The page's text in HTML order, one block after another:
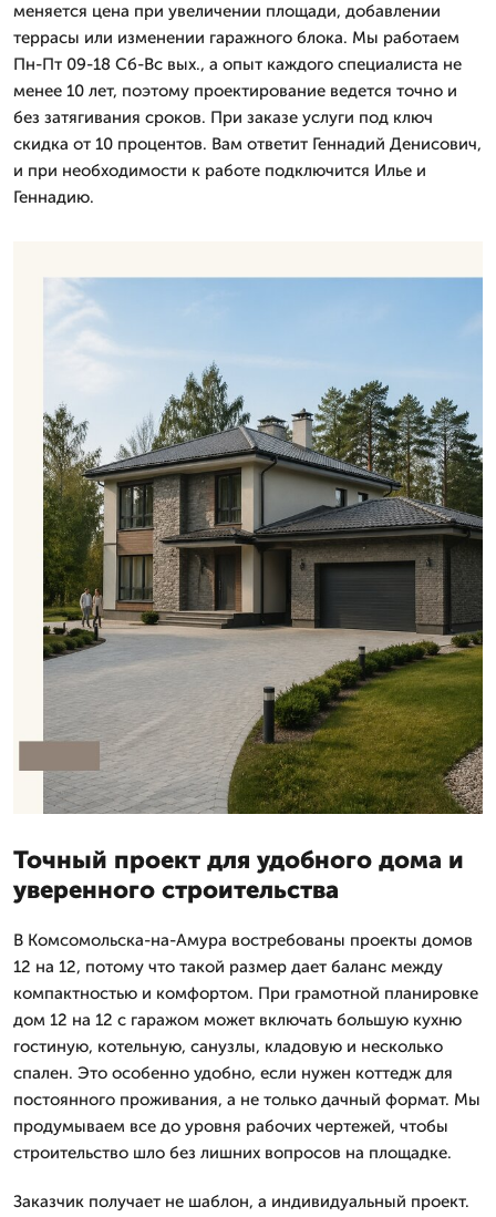
меняется цена при увеличении площади, добавлении
террасы или изменении гаражного блока. Мы работаем
Пн-Пт 09-18 Сб-Вс вых., а опыт каждого специалиста не
менее 10 лет, поэтому проектирование ведется точно и
без затягивания сроков. При заказе услуги под ключ
скидка от 10 процентов. Вам ответит Геннадий Денисович,
и при необходимости к работе подключится Илье и
Геннадию.
Точный проект для удобного дома и
уверенного строительства
В Комсомольска-на-Амура востребованы проекты домов
12 на 12, потому что такой размер дает баланс между
компактностью и комфортом. При грамотной планировке
дом 12 на 12 с гаражом может включать большую кухню
гостиную, котельную, санузлы, кладовую и несколько
спален. Это особенно удобно, если нужен коттедж для
постоянного проживания, а не только дачный формат. Мы
продумываем все до уровня рабочих чертежей, чтобы
строительство шло без лишних вопросов на площадке.
Заказчик получает не шаблон, а индивидуальный проект.